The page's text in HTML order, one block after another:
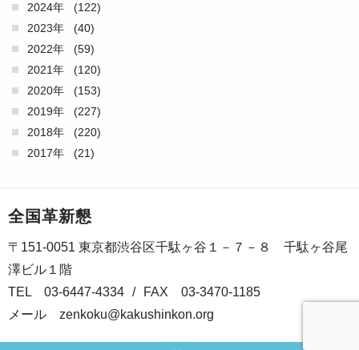
2024年
(122)
2023年
(40)
2022年
(59)
2021年
(120)
2020年
(153)
2019年
(227)
2018年
(220)
2017年
(21)
全国革新懇
〒151-0051 東京都渋谷区千駄ヶ谷１－７－８ 千駄ヶ谷尾
澤ビル１階
TEL 03-6447-4334 /
FAX 03-3470-1185
メール zenkoku@kakushinkon.org